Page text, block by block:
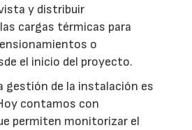
y distribuir
cargas térmicas para
o
el inicio del proyecto.
gestión de la instalación es
contamos con
permiten monitorizar el